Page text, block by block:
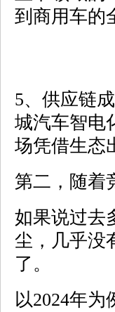
到商用车的
5、供应链
城汽车智电
场凭借生态
第二，随着
如果说过去
尘，几乎没
了。
以2024年